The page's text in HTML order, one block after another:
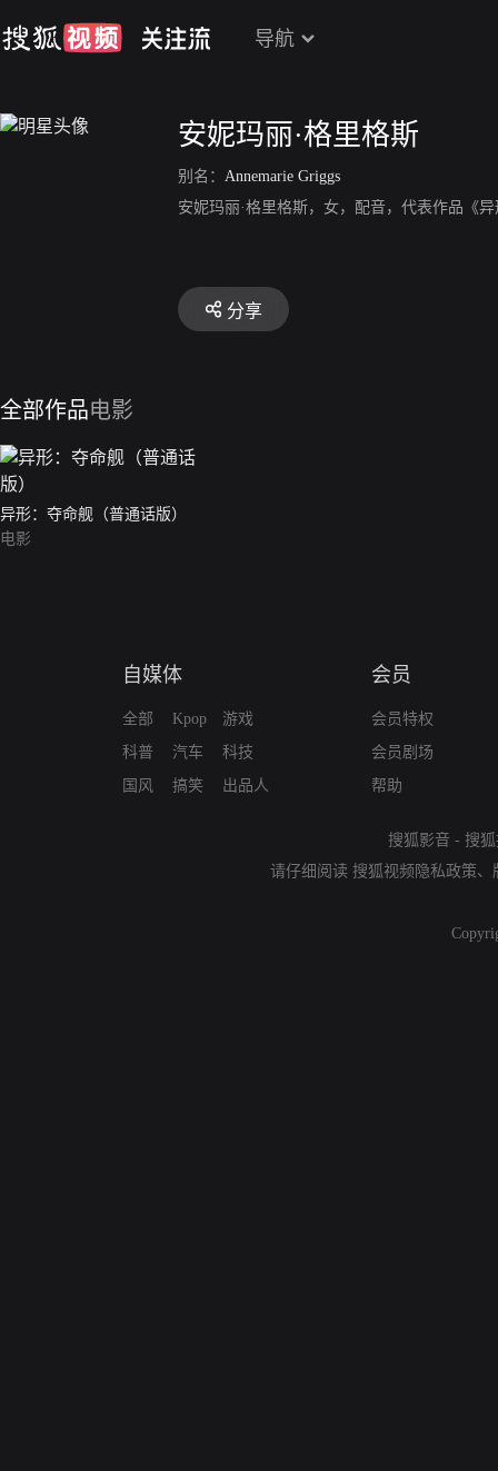
导航
安妮玛丽·格里格斯
别名： Annemarie Griggs
安妮玛丽·格里格斯，女，配音，代表作品《
分享
全部作品电影
异形：夺命舰（普通话版）
电影
自媒体
全部
科普
国风
Kpop
汽车
搞笑
游戏
科技
出品人
会员
会员特权
会员剧场
帮助
搜狐影音 - 搜
请仔细阅读 搜狐视频隐私政策、